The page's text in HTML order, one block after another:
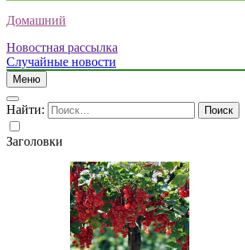
Домашний
Новостная рассылка
Случайные новости
Меню
Найти:
Заголовки